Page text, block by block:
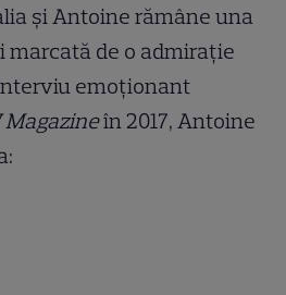
și Antoine rămâne una
marcată de o admirație
emoționant
Magazineîn 2017, Antoine